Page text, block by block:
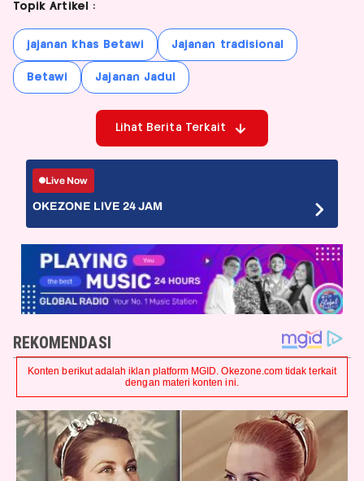
Topik Artikel :
jajanan khas Betawi Jajanan tradisional
Betawi Jajanan Jadul
Lihat Berita Terkait
Live Now
OKEZONE LIVE 24 JAM